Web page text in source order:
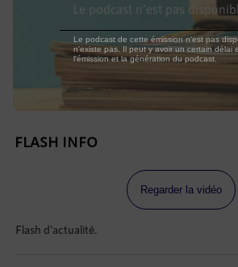
FLASH INFO
Regarder la vidéo
Flash d'actualité.
Le podcast n'est pas
Le podcast de cette émission n'est pas
n'existe pas. Il peut y avoir un certain délai
l'émission et la génération du podcast.